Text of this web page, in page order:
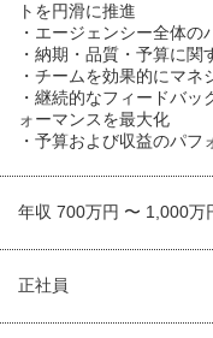
トを円滑に推進
・エージェンシー全体
・納期・品質・予算に
・チームを効果的にマ
・継続的なフィードバ
ォーマンスを最大化
・予算および収益のパ
年収 700万円 〜 1,000万
正社員